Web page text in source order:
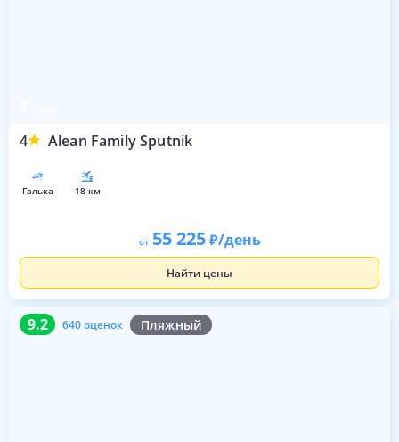
4 Alean Family Sputnik
галька 18 км
от 55 225 /день
Найти цены
9.2 640 оценок Пляжный
9.2 640 оценок